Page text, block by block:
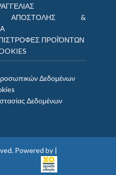
ΑΠΟΣΤΟΛΗΣ &
ΠΡΟΪΌΝΤΩΝ
Δεδομένων
Δεδομένων
Powered by |